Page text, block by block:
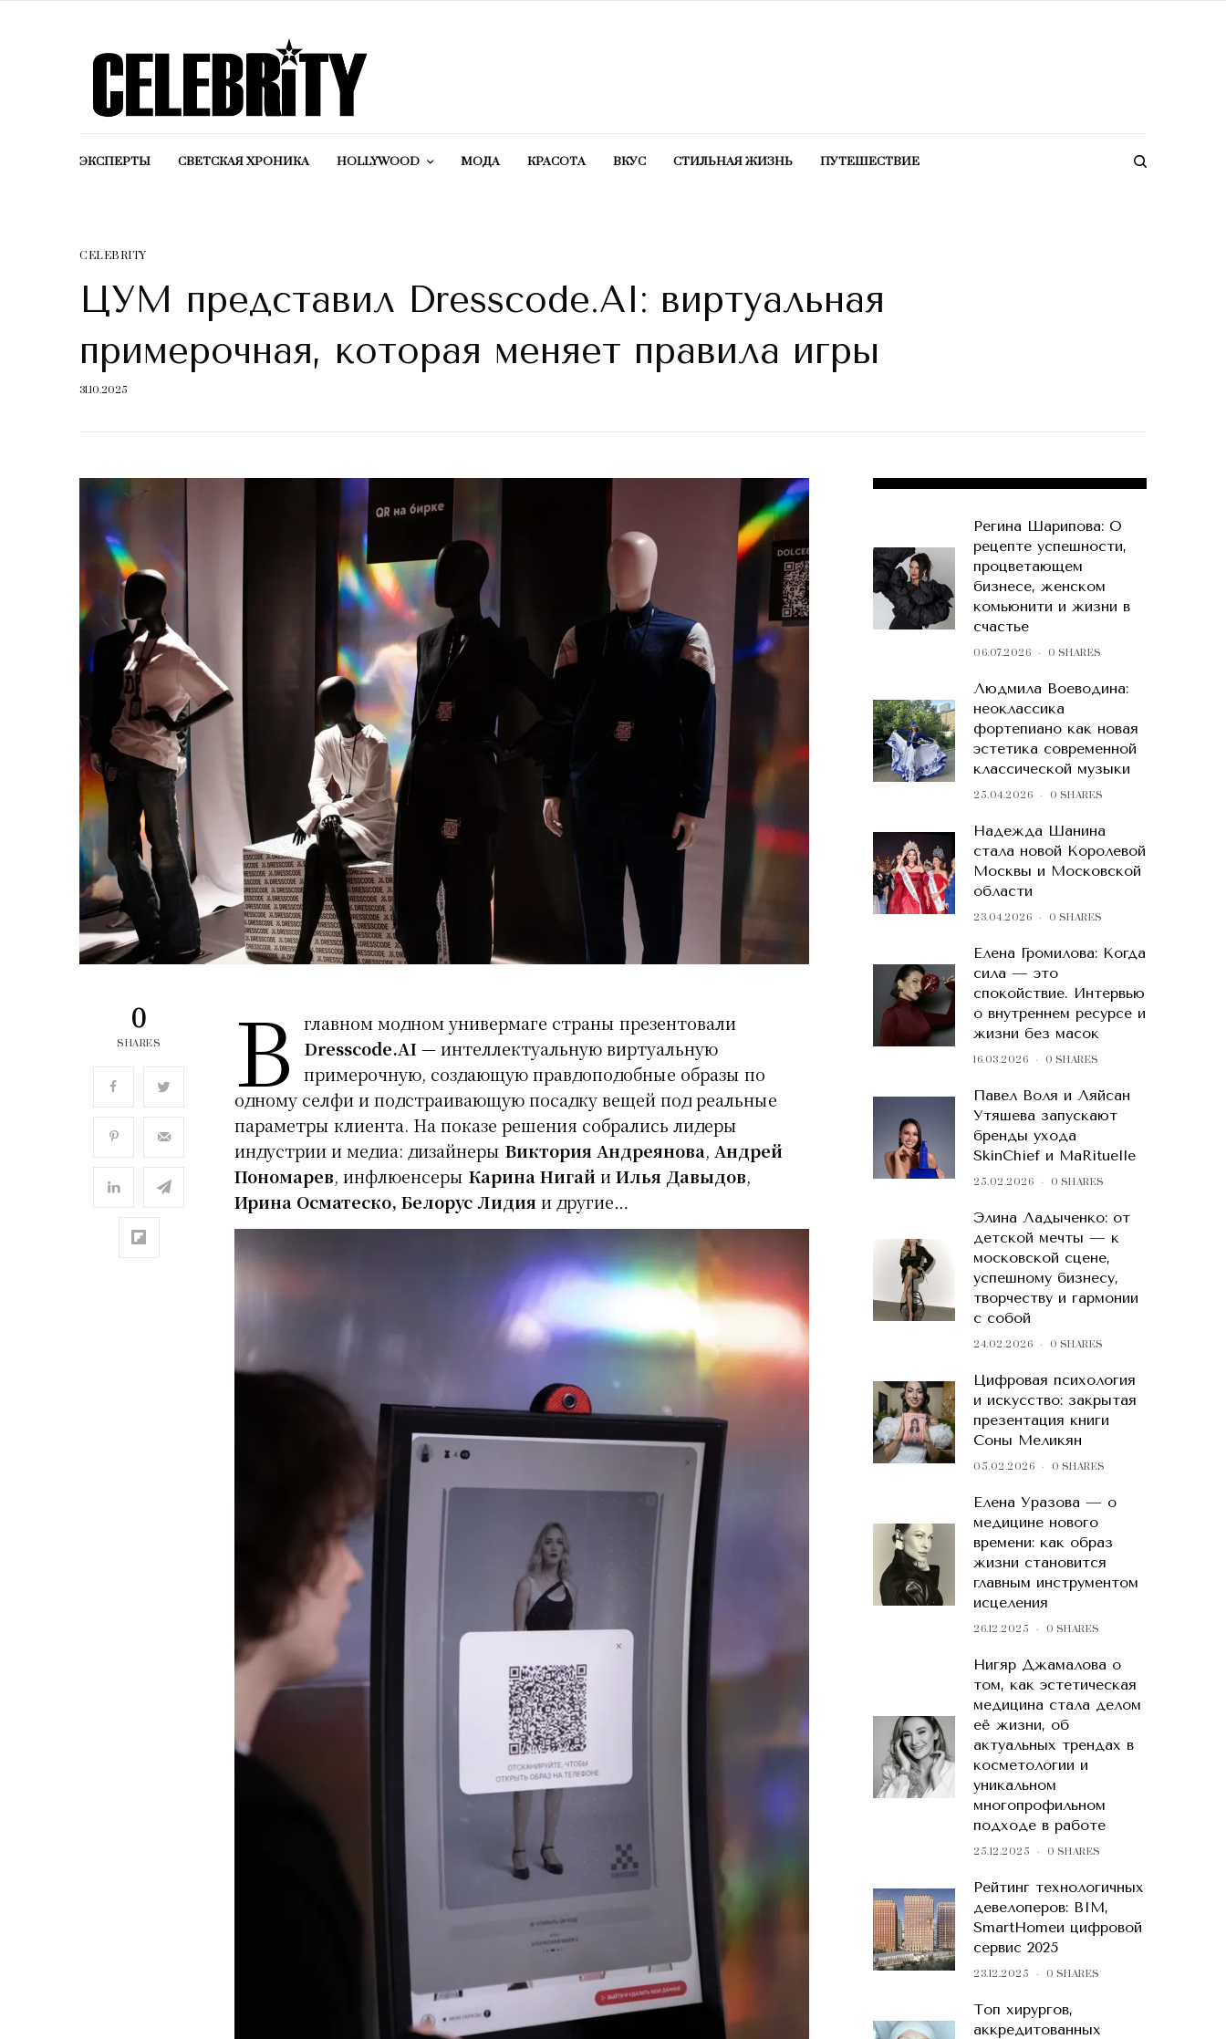
ЭКСПЕРТЫ СВЕТСКАЯ ХРОНИКА HOLLYWOOD МОДА КРАСОТA ВКУС СТИЛЬНАЯ ЖИЗНЬ ПУТЕШЕСТВИЕ
CELEBRITY
ЦУМ представил Dresscode.AI: виртуальная
примерочная, которая меняет правила игры
31.10.2025
0
SHARES В
главном модном универмаге страны презентовали
Dresscode.AI— интеллектуальную виртуальную
примерочную, создающую правдоподобные образы по
одному селфи и подстраивающую посадку вещей под реальные
параметры клиента. На показе решения собрались лидеры
индустрии и медиа: дизайнеры Виктория Андреянова, Андрей
Пономарев, инфлюенсеры Карина НигайиИлья Давыдов,
Ирина Осматеско, Белорус Лидияи другие…
Регина Шарипова: О
рецепте успешности,
процветающем
бизнесе, женском
комьюнити и жизни в
счастье
06.07.2026 0 SHARES
Людмила Воеводина:
неоклассика
фортепиано как новая
эстетика современной
классической музыки
25.04.2026 0 SHARES
Надежда Шанина
стала новой Королевой
Москвы и Московской
области
23.04.2026 0 SHARES
Елена Громилова: Когда
сила — это
спокойствие. Интервью
о внутреннем ресурсе и
жизни без масок
16.03.2026 0 SHARES
Павел Воля и Ляйсан
Утяшева запускают
бренды ухода
SkinChief и MaRituelle
25.02.2026 0 SHARES
Элина Ладыченко: от
детской мечты — к
московской сцене,
успешному бизнесу,
творчеству и гармонии
с собой
24.02.2026 0 SHARES
Цифровая психология
и искусство: закрытая
презентация книги
Соны Меликян
05.02.2026 0 SHARES
Елена Уразова — о
медицине нового
времени: как образ
жизни становится
главным инструментом
исцеления
26.12.2025 0 SHARES
Нигяр Джамалова о
том, как эстетическая
медицина стала делом
её жизни, об
актуальных трендах в
косметологии и
уникальном
многопрофильном
подходе в работе
25.12.2025 0 SHARES
Рейтинг технологичных
девелоперов: BIM,
SmartHomeи цифровой
сервис 2025
23.12.2025 0 SHARES
Топ хирургов,
аккредитованных